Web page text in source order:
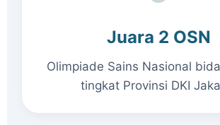
Juara 2 OSN
Olimpiade Sains Nasional
tingkat Provinsi DKI